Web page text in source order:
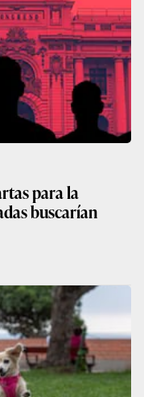
para la
buscarían